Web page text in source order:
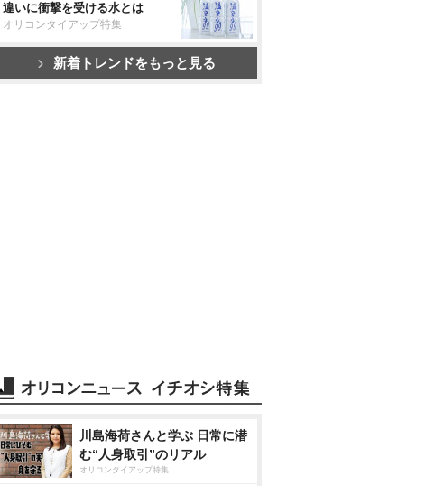
違いに衝撃を受ける水とは
オリコンタイアップ特集
新着トレンドをもっと見る
川島海荷さんと学ぶ 日常に潜
む“人身取引”のリアル
オリコンタイアップ特集